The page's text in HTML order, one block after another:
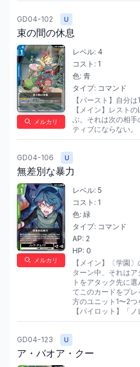
GD04-102 U
束の間の休息
メルカリ
レベル: 4
コスト: 1
色: 青
タイプ: コマンド
【バースト】自分は
【メイン】レスト
ぶ。それは次の相手
ティブにならない。
GD04-106 U
無差別な暴力
メルカリ
レベル: 5
コスト: 1
色: 緑
タイプ: コマンド
AP: 2
HP: 0
【メイン】〔学園
ターン中、それは
トをアタック先に
てこのカードをプ
方のユニット1〜2つ
【パイロット】「
GD04-123 U
ア・バオア・クー